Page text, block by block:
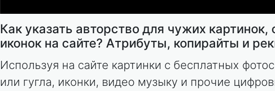
Как указать авторство для чужих картинок,
иконок на сайте? Атрибуты, копирайты и
Используя на сайте картинки с бесплатных
или гугла, иконки, видео музыку и прочие